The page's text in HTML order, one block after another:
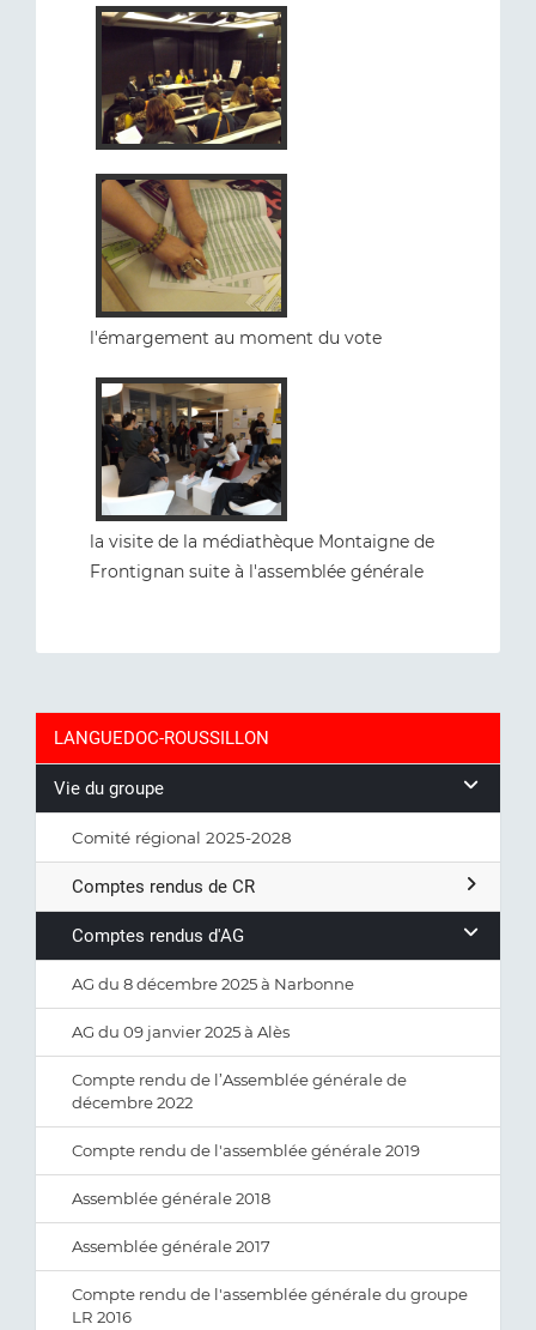
l'émargement au moment du vote
la visite de la médiathèque Montaigne de
Frontignan suite à l'assemblée générale
LANGUEDOC-ROUSSILLON
Vie du groupe
Comité régional 2025-2028
Comptes rendus de CR
Comptes rendus d'AG
AG du 8 décembre 2025 à Narbonne
AG du 09 janvier 2025 à Alès
Compte rendu de l’Assemblée générale de
décembre 2022
Compte rendu de l'assemblée générale 2019
Assemblée générale 2018
Assemblée générale 2017
Compte rendu de l'assemblée générale du groupe
LR 2016